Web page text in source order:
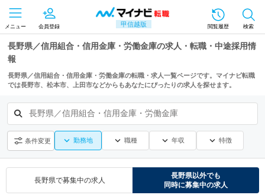
甲信越版
メニュー 会員登録 閲覧履歴 検索
長野県／信用組合・信用金庫・労働金庫の求人・転職・中途採用情
報
長野県／信用組合・信用金庫・労働金庫の転職・求人一覧ページです。マイナビ転職
では長野市、松本市、上田市などからもあなたにぴったりの求人を探せます。
長野県／信用組合・信用金庫・労働金庫
条件変更 勤務地 職種 年収 特徴
長野県で募集中の求人
長野県以外でも
同時に募集中の求人